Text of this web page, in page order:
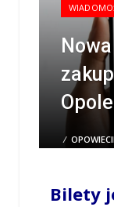
Opole
/
0
Bilety